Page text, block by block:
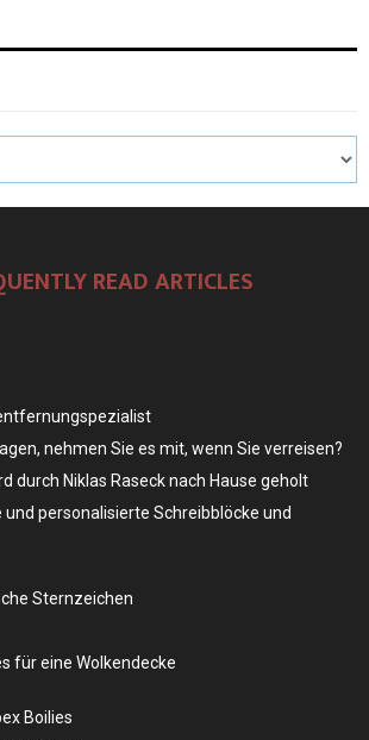
READ ARTICLES
nehmen Sie es mit, wenn Sie verreisen?
durch Niklas Raseck nach Hause geholt
personalisierte Schreibblöcke und
Sternzeichen
für eine Wolkendecke
Boilies